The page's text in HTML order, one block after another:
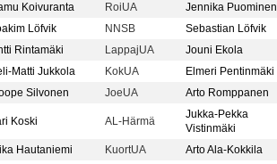
Koivuranta RoiUA
Jennika Puominen
Löfvik NNSB
Sebastian Löfvik
Rintamäki LappajUA
Jouni Ekola
Matti Jukkola KokUA
Elmeri Pentinmäki
Silvonen JoeUA Arto Romppanen
Koski AL-Härmä
Jukka-Pekka
Vistinmäki
Hautaniemi KuortUA
Arto Ala-Kokkila